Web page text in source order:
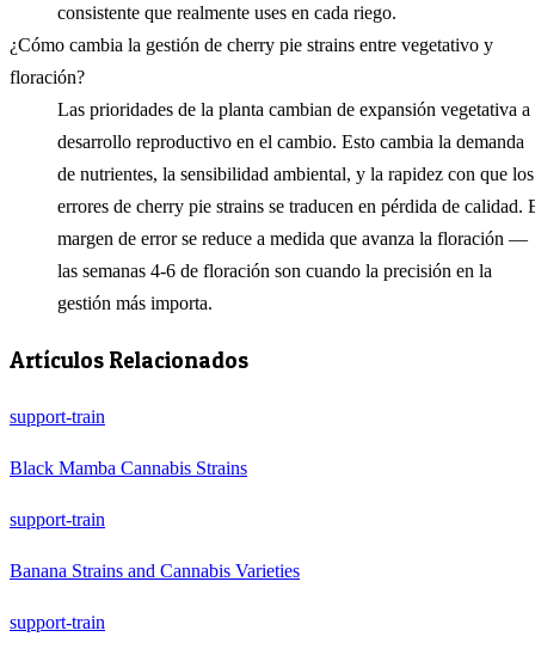
consistente que realmente uses en cada riego.
¿Cómo cambia la gestión de cherry pie strains entre vegetativo y
floración?
Las prioridades de la planta cambian de expansión vegetativa a
desarrollo reproductivo en el cambio. Esto cambia la demanda
de nutrientes, la sensibilidad ambiental, y la rapidez con que los
errores de cherry pie strains se traducen en pérdida de calidad.
margen de error se reduce a medida que avanza la floración —
las semanas 4-6 de floración son cuando la precisión en la
gestión más importa.
Artículos Relacionados
support-train
Black Mamba Cannabis Strains
support-train
Banana Strains and Cannabis Varieties
support-train